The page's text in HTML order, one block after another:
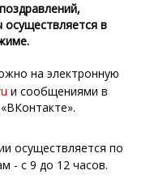
в
на электронную
и сообщениями в
осуществляется по
- с 9 до 12 часов.